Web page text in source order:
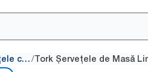
Șervețele convenționale/